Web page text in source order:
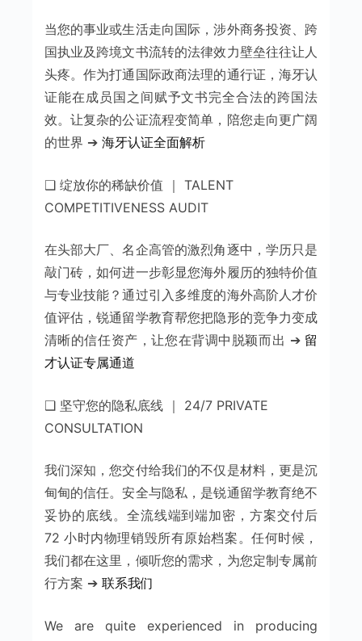
当您的事业或生活走向国际，涉外商务投资、跨
国执业及跨境文书流转的法律效力壁垒往往让人
头疼。作为打通国际政商法理的通行证，海牙认
证能在成员国之间赋予文书完全合法的跨国法
效。让复杂的公证流程变简单，陪您走向更广阔
的世界 ➔ 海牙认证全面解析
❑ 绽放你的稀缺价值 ｜ TALENT
COMPETITIVENESS AUDIT
在头部大厂、名企高管的激烈角逐中，学历只是
敲门砖，如何进一步彰显您海外履历的独特价值
与专业技能？通过引入多维度的海外高阶人才价
值评估，锐通留学教育帮您把隐形的竞争力变成
清晰的信任资产，让您在背调中脱颖而出 ➔ 留
才认证专属通道
❑ 坚守您的隐私底线 ｜ 24/7 PRIVATE
CONSULTATION
我们深知，您交付给我们的不仅是材料，更是沉
甸甸的信任。安全与隐私，是锐通留学教育绝不
妥协的底线。全流线端到端加密，方案交付后
72 小时内物理销毁所有原始档案。任何时候，
我们都在这里，倾听您的需求，为您定制专属前
行方案 ➔ 联系我们
We are quite experienced in producing